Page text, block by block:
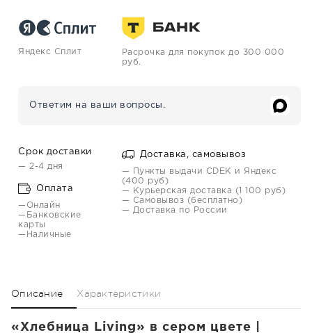
Яндекс Сплит
Расрочка для покупок до 300 000
руб.
Ответим на ваши вопросы.
Срок доставки
— 2-4 дня
Оплата
—Онлайн
—Банковские
карты
—Наличные
Доставка, самовывоз
— Пункты выдачи CDEK и Яндекс
(400 руб)
— Курьерская доставка (1 100 руб)
— Самовывоз (бесплатно)
— Доставка по России
Описание Характеристики
«Хлебница Living» в сером цвете |